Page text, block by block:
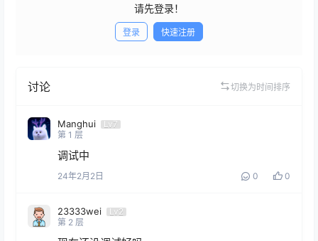
请先登录！
登录 快速注册
讨论 切换为时间排序
Manghui
Lv7
第 1 层
调试中
24年2月2日 0 0
23333wei
Lv2
第 2 层